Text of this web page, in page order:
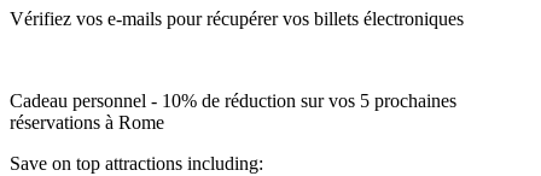
Vérifiez vos e-mails pour récupérer vos billets électroniques
Cadeau personnel - 10% de réduction sur vos 5 prochaines
réservations à Rome
Save on top attractions including: